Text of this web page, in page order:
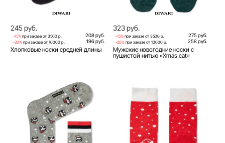
245 руб.
-15% при заказе от 3500 р. 208 руб.
-20% при заказе от 10000 р. 196 руб.
Хлопковые носки средней длины
323 руб.
-15% при заказе от 3500 р. 275 руб.
-20% при заказе от 10000 р. 258 руб.
Мужские новогодние носки с
пушистой нитью «Xmas cat»